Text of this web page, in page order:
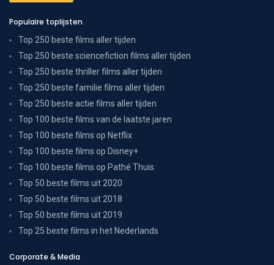
Populaire toplijsten
Top 250 beste films aller tijden
Top 250 beste sciencefiction films aller tijden
Top 250 beste thriller films aller tijden
Top 250 beste familie films aller tijden
Top 250 beste actie films aller tijden
Top 100 beste films van de laatste jaren
Top 100 beste films op Netflix
Top 100 beste films op Disney+
Top 100 beste films op Pathé Thuis
Top 50 beste films uit 2020
Top 50 beste films uit 2018
Top 50 beste films uit 2019
Top 25 beste films in het Nederlands
Corporate & Media